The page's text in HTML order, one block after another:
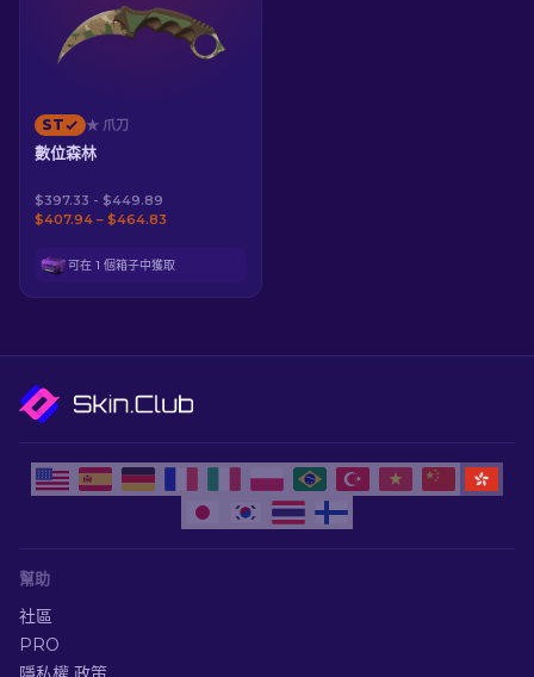
ST ★ 爪刀
數位森林
$397.33 - $449.89
$407.94 – $464.83
可在 1 個箱子中獲取
幫助
社區
PRO